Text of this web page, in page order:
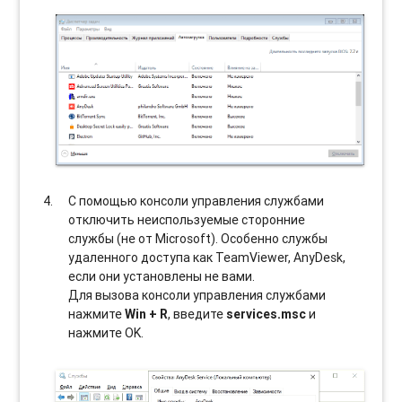
С помощью консоли управления службами
отключить неиспользуемые сторонние
службы (не от Microsoft). Особенно службы
удаленного доступа как TeamViewer, AnyDesk,
если они установлены не вами.
Для вызова консоли управления службами
нажмитеWin + R, введите services.mscи
нажмите OK.